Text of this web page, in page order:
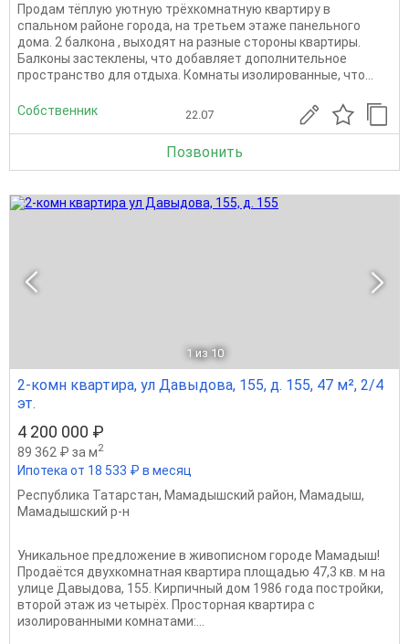
Продам тёплую уютную трёхкомнатную квартиру в
спальном районе города, на третьем этаже панельного
дома. 2 балкона , выходят на разные стороны квартиры.
Балконы застеклены, что добавляет дополнительное
пространство для отдыха. Комнаты изолированные, что...
Собственник 22.07
Позвонить
1 из 10
2-комн квартира, ул Давыдова, 155, д. 155, 47 м², 2/4
эт.
4 200 000 ₽
89 362 ₽ за м2
Ипотека от 18 533 ₽ в месяц
Республика Татарстан, Мамадышский район, Мамадыш,
Мамадышский р-н
Уникальное предложение в живописном городе Мамадыш!
Продаётся двухкомнатная квартира площадью 47,3 кв. м на
улице Давыдова, 155. Кирпичный дом 1986 года постройки,
второй этаж из четырёх. Просторная квартира с
изолированными комнатами:...